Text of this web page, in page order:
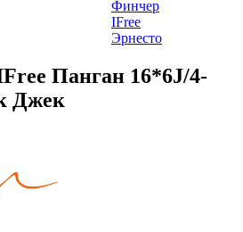
Финчер
IFree
Эрнесто
Панган 16*6J/4-
Джек